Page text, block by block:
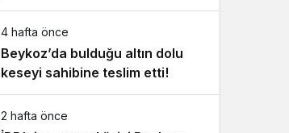
4 hafta önce
Beykoz’da bulduğu altın dolu
keseyi sahibine teslim etti!
2 hafta önce